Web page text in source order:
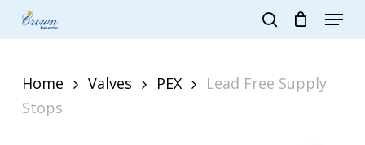
Skip
search
Menu
Home Valves PEX
Lead Free Supply
Stops